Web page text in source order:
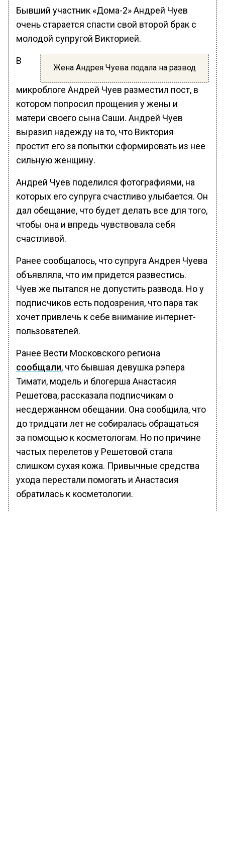
Бывший участник «Дома-2» Андрей Чуев
очень старается спасти свой второй брак с
молодой супругой Викторией.
Жена Андрея Чуева подала на развод
В
микроблоге Андрей Чуев разместил пост, в
котором попросил прощения у жены и
матери своего сына Саши. Андрей Чуев
выразил надежду на то, что Виктория
простит его за попытки сформировать из нее
сильную женщину.
Андрей Чуев поделился фотографиями, на
которых его супруга счастливо улыбается. Он
дал обещание, что будет делать все для того,
чтобы она и впредь чувствовала себя
счастливой.
Ранее сообщалось, что супруга Андрея Чуева
объявляла, что им придется развестись.
Чуев же пытался не допустить развода. Но у
подписчиков есть подозрения, что пара так
хочет привлечь к себе внимание интернет-
пользователей.
Ранее Вести Московского региона
сообщали, что бывшая девушка рэпера
Тимати, модель и блогерша Анастасия
Решетова, рассказала подписчикам о
несдержанном обещании. Она сообщила, что
до тридцати лет не собиралась обращаться
за помощью к косметологам. Но по причине
частых перелетов у Решетовой стала
слишком сухая кожа. Привычные средства
ухода перестали помогать и Анастасия
обратилась к косметологии.